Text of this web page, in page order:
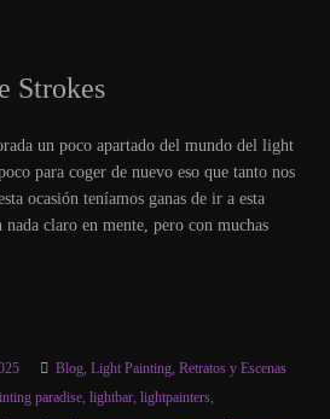
Strokes
un poco apartado del mundo del light
para coger de nuevo eso que tanto nos
ocasión teníamos ganas de ir a esta
claro en mente, pero con muchas
Blog, Light Painting, Retratos y Escenas
paradise, lightbar, lightpainters,